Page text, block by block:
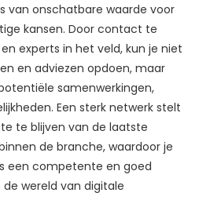
van onschatbare waarde voor
kansen. Door contact te
experts in het veld, kun je niet
en adviezen opdoen, maar
samenwerkingen,
Een sterk netwerk stelt
te blijven van de laatste
de branche, waardoor je
een competente en goed
wereld van digitale